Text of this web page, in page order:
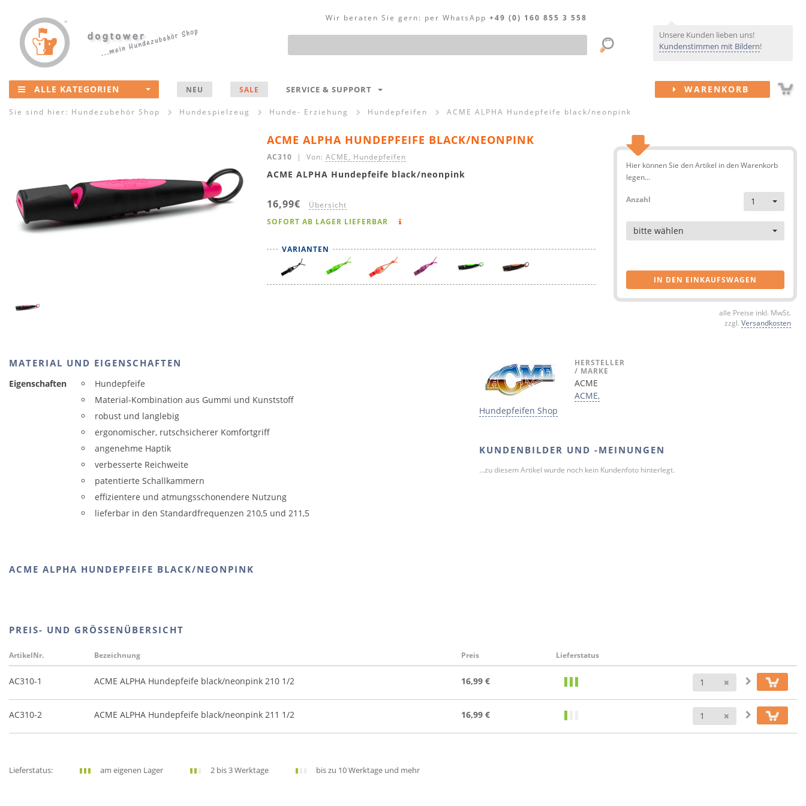
Unsere Kunden lieben uns!
Kundenstimmen mit Bildern!
Wir beraten Sie gern: per WhatsApp +49 (0) 160 855 3 558
Produktsuche
ALLE KATEGORIEN NEU SALE SERVICE & SUPPORT WARENKORB
Sie sind hier: Hundezubehör Shop Hundespielzeug Hunde- Erziehung Hundepfeifen ACME ALPHA Hundepfeife black/neonpink
ACME ALPHA HUNDEPFEIFE BLACK/NEONPINK
AC310 | Von: ACME, Hundepfeifen
ACME ALPHA Hundepfeife black/neonpink
16,99€ Übersicht
SOFORT AB LAGER LIEFERBAR
VARIANTEN
Hier können Sie den Artikel in den Warenkorb
legen...
Anzahl 1
Artikel
bitte wählen
IN DEN EINKAUFSWAGEN
alle Preise inkl. MwSt.
zzgl. Versandkosten
MATERIAL UND EIGENSCHAFTEN
Eigenschaften
Hundepfeife
Material-Kombination aus Gummi und Kunststoff
robust und langlebig
ergonomischer, rutschsicherer Komfortgriff
angenehme Haptik
verbesserte Reichweite
patentierte Schallkammern
effizientere und atmungsschonendere Nutzung
lieferbar in den Standardfrequenzen 210,5 und 211,5
ACME ALPHA HUNDEPFEIFE BLACK/NEONPINK
HERSTELLER
/ MARKE
ACME
ACME,
Hundepfeifen Shop
KUNDENBILDER UND -MEINUNGEN
...zu diesem Artikel wurde noch kein Kundenfoto hinterlegt.
PREIS- UND GRÖSSENÜBERSICHT
ArtikelNr. Bezeichnung Preis Lieferstatus
AC310-1 ACME ALPHA Hundepfeife black/neonpink 210 1/2 16,99 € Anzahl
AC310-2 ACME ALPHA Hundepfeife black/neonpink 211 1/2 16,99 € Anzahl
Lieferstatus: am eigenen Lager 2 bis 3 Werktage bis zu 10 Werktage und mehr